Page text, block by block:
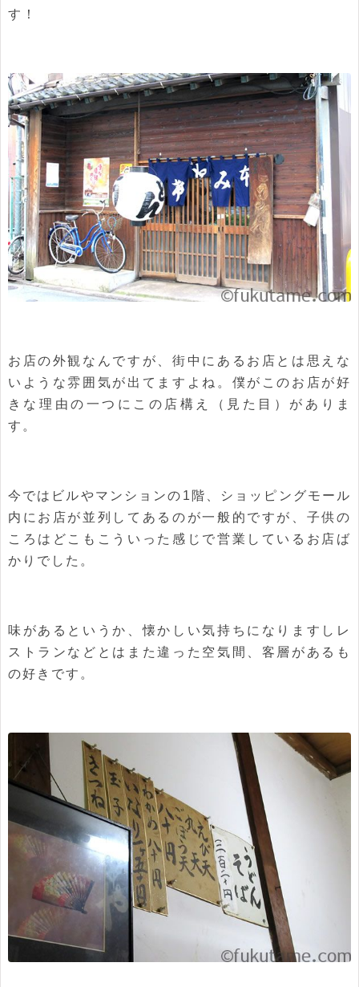
す！
お店の外観なんですが、街中にあるお店とは思えな
いような雰囲気が出てますよね。僕がこのお店が好
きな理由の一つにこの店構え（見た目）がありま
す。
今ではビルやマンションの1階、ショッピングモール
内にお店が並列してあるのが一般的ですが、子供の
ころはどこもこういった感じで営業しているお店ば
かりでした。
味があるというか、懐かしい気持ちになりますしレ
ストランなどとはまた違った空気間、客層があるも
の好きです。